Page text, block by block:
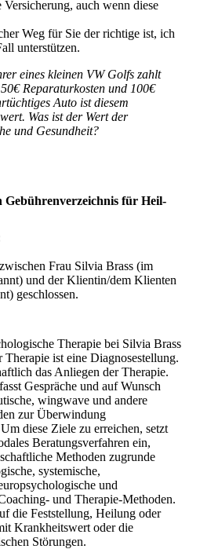
auch wenn diese
Weg für Sie der richtige ist, ich
unterstützen.
eines kleinen VW Golfs zahlt
Reparaturkosten und 100€
Auto ist diesem
Was ist der Wert der
und Gesundheit?
Gebühren­verzeichnis für Heil­
Frau Silvia Brass (im
und der Klientin/dem Klienten
geschlossen.
Therapie bei Silvia Brass
ist eine Diagnosestellung.
das Anliegen der Therapie.
Gespräche und auf Wunsch
wingwave und andere
zur Überwindung
diese Ziele zu erreichen, setzt
Beratungsverfahren ein,
Methoden zugrunde
systemische,
und
und Therapie-Methoden.
die Feststellung, Heilung oder
Krankheitswert oder die
Störungen.